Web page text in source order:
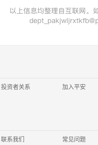
投资者关系 加入平安
联系我们
常见问题